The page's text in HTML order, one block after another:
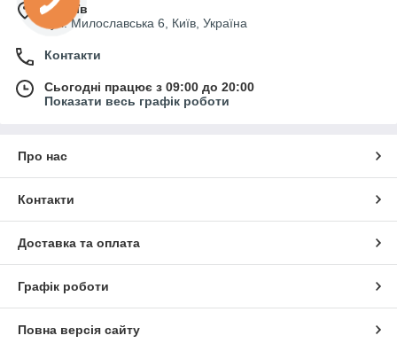
м. Київ
вул. Милославська 6, Київ, Україна
Контакти
Сьогодні працює з 09:00 до 20:00
Показати весь графік роботи
Про нас
Контакти
Доставка та оплата
Графік роботи
Повна версія сайту